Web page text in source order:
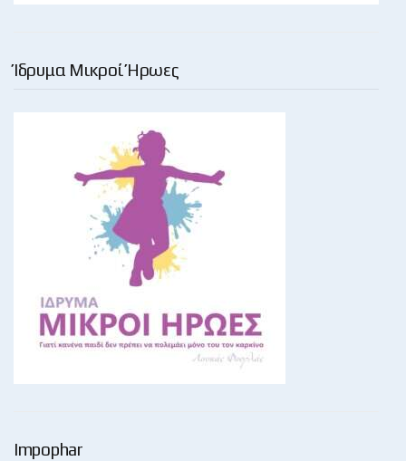
Ίδρυμα Μικροί Ήρωες
Impophar